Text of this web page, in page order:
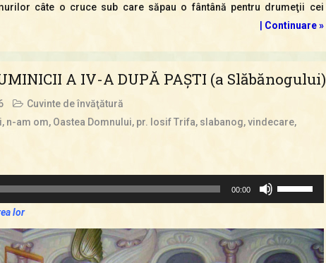
câte o cruce sub care săpau o fântână pentru drumeţii cei
| Continuare »
A IV-A DUPĂ PAŞTI (a Slăbănogului)
Cuvinte de învăţătură
, n-am om, Oastea Domnului, pr. Iosif Trifa, slabanog,vindecare,
00:00
tastele
sus/jos
pentru
lor